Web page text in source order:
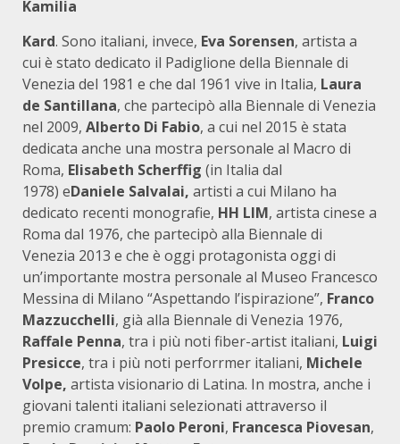
Kamilia
Kard. Sono italiani, invece, Eva Sorensen, artista a
cui è stato dedicato il Padiglione della Biennale di
Venezia del 1981 e che dal 1961 vive in Italia, Laura
de Santillana, che partecipò alla Biennale di Venezia
nel 2009, Alberto Di Fabio, a cui nel 2015 è stata
dedicata anche una mostra personale al Macro di
Roma, Elisabeth Scherffig (in Italia dal
1978) eDaniele Salvalai, artisti a cui Milano ha
dedicato recenti monografie, HH LIM, artista cinese a
Roma dal 1976, che partecipò alla Biennale di
Venezia 2013 e che è oggi protagonista oggi di
un’importante mostra personale al Museo Francesco
Messina di Milano “Aspettando l’ispirazione”, Franco
Mazzucchelli, già alla Biennale di Venezia 1976,
Raffale Penna, tra i più noti fiber-artist italiani, Luigi
Presicce, tra i più noti perforrmer italiani, Michele
Volpe, artista visionario di Latina. In mostra, anche i
giovani talenti italiani selezionati attraverso il
premio cramum: Paolo Peroni, Francesca Piovesan,